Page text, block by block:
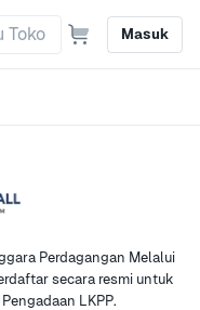
Masuk
Perdagangan Melalui
secara resmi untuk
LKPP.